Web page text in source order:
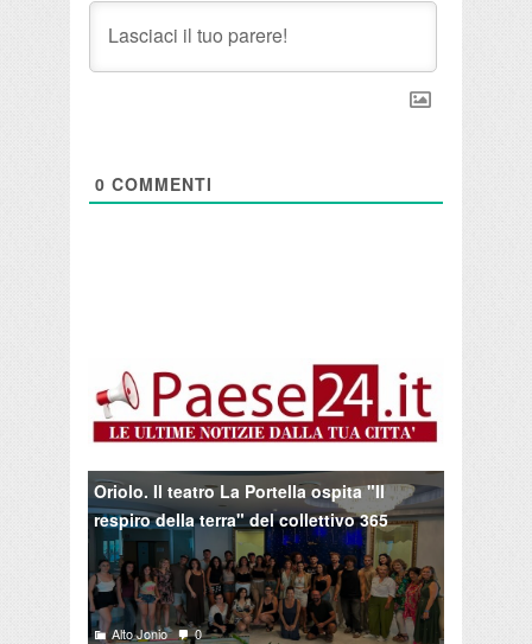
0 COMMENTI
Oriolo. Il teatro La Portella ospita "Il
respiro della terra" del collettivo 365
Alto Jonio 0